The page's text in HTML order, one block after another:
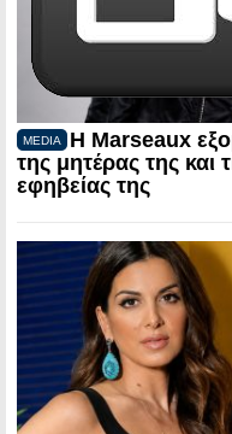
MEDIA
Η Marseaux
της μητέρας της
εφηβείας της